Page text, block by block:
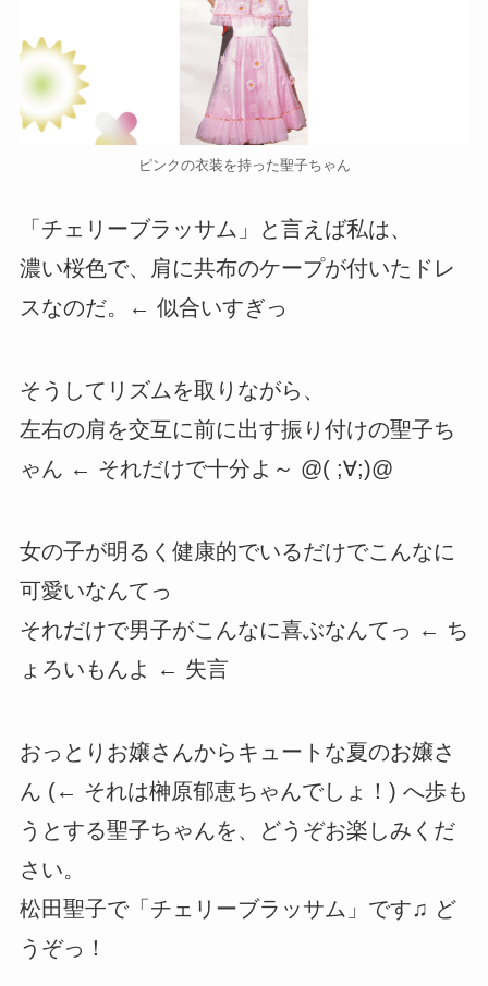
ピンクの衣装を持った聖子ちゃん
「チェリーブラッサム」と言えば私は、
濃い桜色で、肩に共布のケープが付いたドレ
スなのだ。← 似合いすぎっ
そうしてリズムを取りながら、
左右の肩を交互に前に出す振り付けの聖子ち
ゃん ← それだけで十分よ～ @( ;∀;)@
女の子が明るく健康的でいるだけでこんなに
可愛いなんてっ
それだけで男子がこんなに喜ぶなんてっ ← ち
ょろいもんよ ← 失言
おっとりお嬢さんからキュートな夏のお嬢さ
ん (← それは榊原郁恵ちゃんでしょ！) へ歩も
うとする聖子ちゃんを、どうぞお楽しみくだ
さい。
松田聖子で「チェリーブラッサム」です♫ ど
うぞっ！